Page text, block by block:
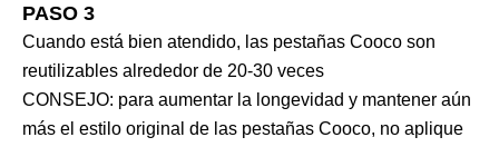
PASO 3
Cuando está bien atendido, las pestañas Cooco son
reutilizables alrededor de 20-30 veces
CONSEJO: para aumentar la longevidad y mantener aún
más el estilo original de las pestañas Cooco, no aplique